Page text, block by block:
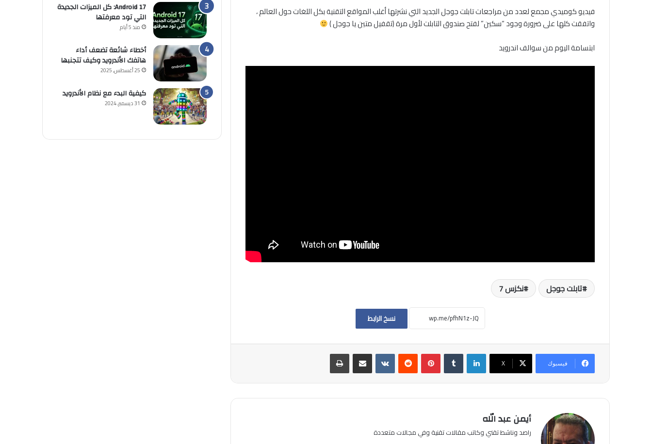
فيديو كوميدي مجمع لعدد من مراجعات تابلت جوجل الجديد التي نشرتها أغلب المواقع التقنية بكل اللغات حول العالم ،
واتفقت كلها على ضرورة وجود “سكين” لفتح صندوق التابلت لأول مرة (تقفيل متين يا جوجل )
ابتسامة اليوم من سوالف اندرويد
تابلت جوجل نكزس 7
نسخ الرابط
فيسبوك ‫X
لينكدإن بينتيريست مشاركة عبر البريد طباعة
أيمن عبد الله
راصد وناشط تقني وكاتب مقالات تقنية وفي مجالات متعددة
Android 17: كل الميزات الجديدة
التي تود معرفتها
منذ 5 أيام
أخطاء شائعة تضعف أداء
هاتفك الأندرويد وكيف تتجنبها
25 أغسطس, 2025
كيفية البدء مع نظام الأندرويد
31 ديسمبر, 2024